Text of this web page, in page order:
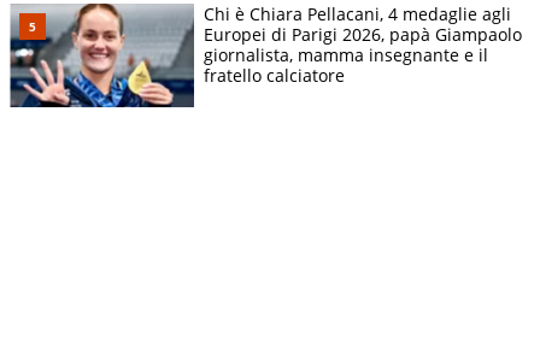
Chi è Chiara Pellacani, 4 medaglie agli
Europei di Parigi 2026, papà Giampaolo
giornalista, mamma insegnante e il
fratello calciatore